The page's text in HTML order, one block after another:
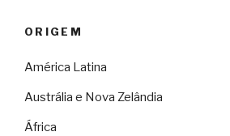
ORIGEM
América Latina
Austrália e Nova Zelândia
África